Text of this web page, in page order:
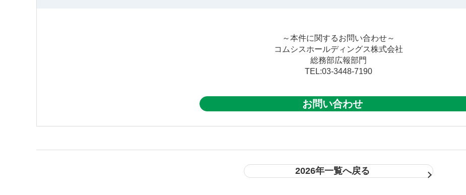
～本件に関するお問い合わせ～
コムシスホールディングス株式会社
総務部広報部門
TEL:03-3448-7190
お問い合わせ
2026年一覧へ戻る